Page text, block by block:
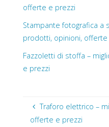
offerte e prezzi
Stampante fotografica a
prodotti, opinioni, offerte
Fazzoletti di stoffa –
e prezzi
Traforo elettrico –
offerte e prezzi